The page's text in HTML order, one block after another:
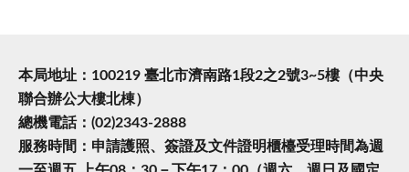
本局地址：100219 臺北市濟南路1段2之2號3~5樓（中央
聯合辦公大樓北棟）
總機電話：(02)2343-2888
服務時間：申請護照、簽證及文件證明櫃檯受理時間為週